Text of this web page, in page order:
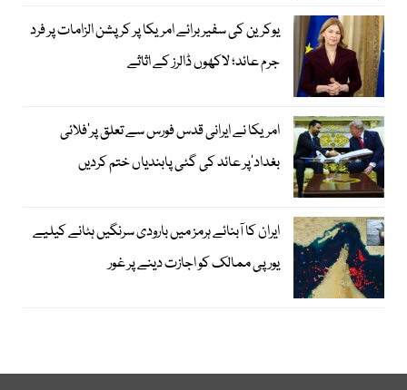
یوکرین کی سفیر برائے امریکا پر کرپشن الزامات پر فرد
جرم عائد؛ لاکھوں ڈالرز کے اثاثے
امریکا نے ایرانی قدس فورس سے تعلق پر’فلائی
بغداد‘پر عائد کی گئی پابندیاں ختم کردیں
ایران کا آبنائے ہرمز میں بارودی سرنگیں ہٹانے کیلیے
یورپی ممالک کو اجازت دینے پر غور